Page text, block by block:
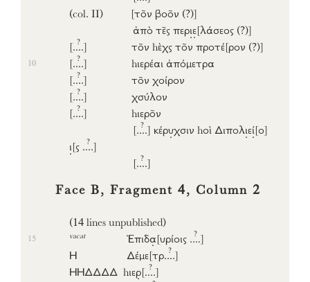
(col. II) [το͂ν βοο͂ν (?)]
ἀπὸ τε͂ς περ ι ε [λάσεος (?)]
[..
?
..] το͂ν hὲχς το͂ν προτέ [ρον (?)]
10 [..
?
..] hιερέαι ἀπόμετρα
[..
?
..] το͂ν χοίρον
[..
?
..] χσύλον
[..
?
..] hιερο͂ν
[..
?
..] κέρυχσιν hοὶ Διπολ ι ε ί [ο]
ι [ς ..
?
..]
[..
?
..]
Face B, Fragment 4, Column 2
(14 lines unpublished)
15
vacat Ἐπιδ [υρίοις ..
?
..]
Η Δέμε [τρ ..
?
..]
ΗΗΔΔΔΔ hιε [..
?
..]